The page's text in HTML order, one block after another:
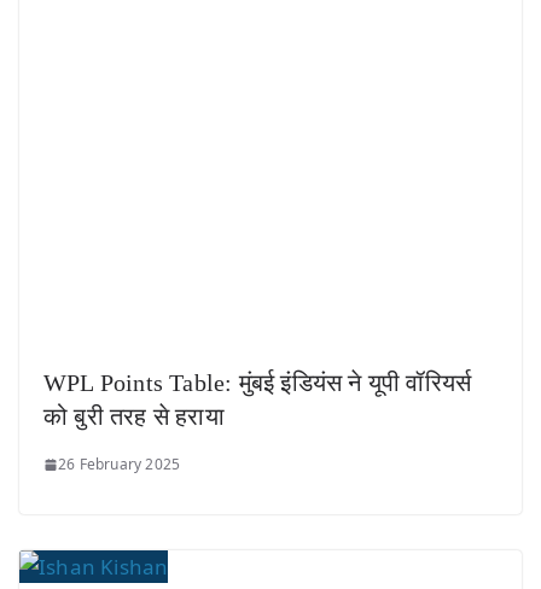
WPL Points Table: मुंबई इंडियंस ने यूपी वॉरियर्स
को बुरी तरह से हराया
26 February 2025